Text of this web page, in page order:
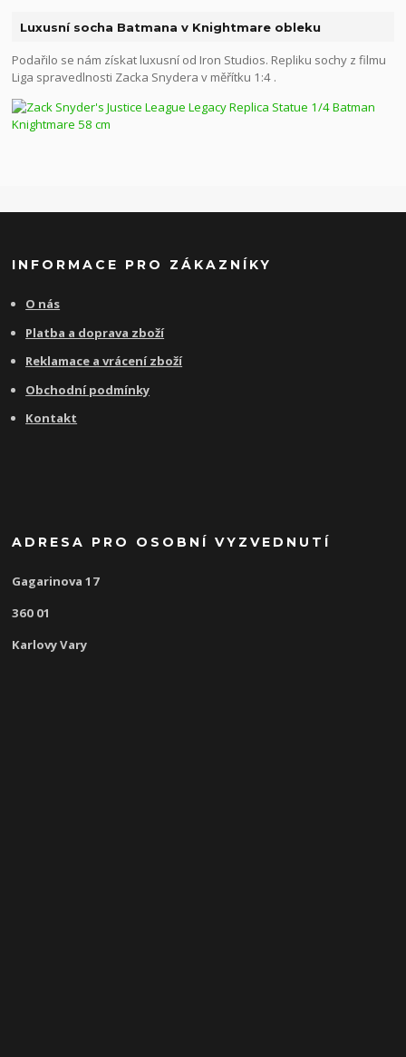
Luxusní socha Batmana v Knightmare obleku
Podařilo se nám získat luxusní od Iron Studios. Repliku sochy z filmu
Liga spravedlnosti Zacka Snydera v měřítku 1:4 .
INFORMACE PRO ZÁKAZNÍKY
O nás
Platba a doprava zboží
Reklamace a vrácení zboží
Obchodní podmínky
Kontakt
ADRESA PRO OSOBNÍ VYZVEDNUTÍ
Gagarinova 17
360 01
Karlovy Vary